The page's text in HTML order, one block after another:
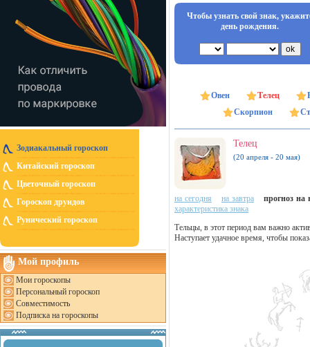
Зодиакальный гороскоп
Китайский гороскоп
Цветочный гороскоп
Гороскоп друидов
Рунический гороскоп
Мой профиль
Мои гороскопы
Персональный гороскоп
Совместимость
Подписка на гороскопы
Чтобы узнать свой знак,
день рождения.
Овен Телец
Скорпион
Телец
(20 апреля - 20 мая)
на сегодня на завтра
прогноз на
характеристика знака
Тельцы, в этот период вам важно
Наступает удачное время, чтобы